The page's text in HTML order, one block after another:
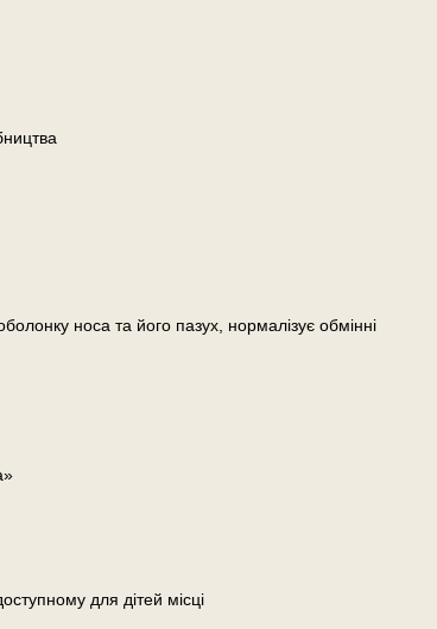
носа та його пазух, нормалізує обмінні
для дітей місці